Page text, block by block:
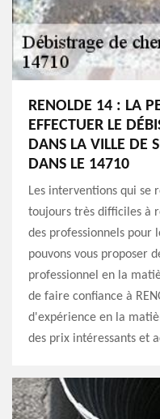
RENOLDE 14 : LA
EFFECTUER LE
DANS LA VILLE DE
DANS LE 14710
Les interventions qui se
toujours très difficiles à
des professionnels pour
pouvons vous proposer
professionnel en la
de faire confiance à
d'expérience en la
des prix intéressants et